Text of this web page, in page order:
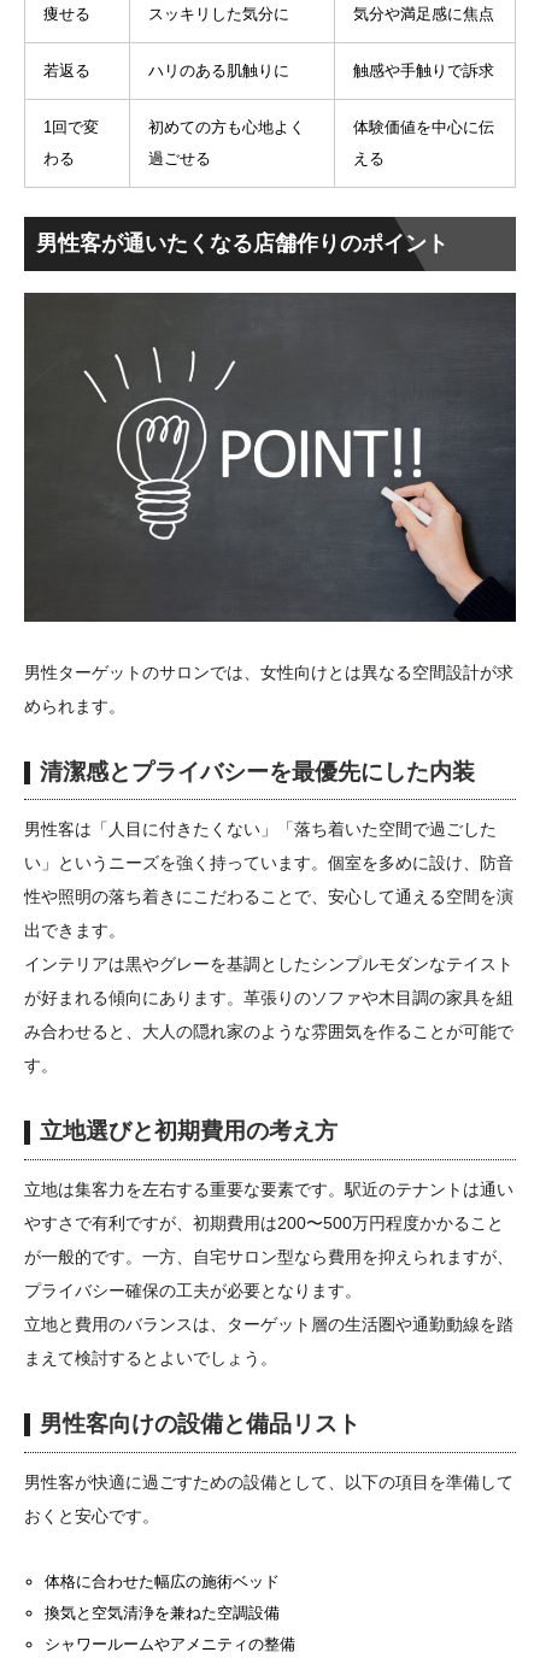
痩せる スッキリした気分に 気分や満足感に焦点
若返る ハリのある肌触りに 触感や手触りで訴求
1回で変
わる
初めての方も心地よく
過ごせる
体験価値を中心に伝
える
男性客が通いたくなる店舗作りのポイント
男性ターゲットのサロンでは、女性向けとは異なる空間設計が求
められます。
清潔感とプライバシーを最優先にした内装
男性客は「人目に付きたくない」「落ち着いた空間で過ごした
い」というニーズを強く持っています。個室を多めに設け、防音
性や照明の落ち着きにこだわることで、安心して通える空間を演
出できます。
インテリアは黒やグレーを基調としたシンプルモダンなテイスト
が好まれる傾向にあります。革張りのソファや木目調の家具を組
み合わせると、大人の隠れ家のような雰囲気を作ることが可能で
す。
立地選びと初期費用の考え方
立地は集客力を左右する重要な要素です。駅近のテナントは通い
やすさで有利ですが、初期費用は200〜500万円程度かかること
が一般的です。一方、自宅サロン型なら費用を抑えられますが、
プライバシー確保の工夫が必要となります。
立地と費用のバランスは、ターゲット層の生活圏や通勤動線を踏
まえて検討するとよいでしょう。
男性客向けの設備と備品リスト
男性客が快適に過ごすための設備として、以下の項目を準備して
おくと安心です。
体格に合わせた幅広の施術ベッド
換気と空気清浄を兼ねた空調設備
シャワールームやアメニティの整備